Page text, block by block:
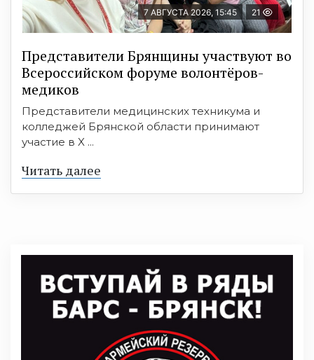
7 АВГУСТА 2026, 15:45 21
Представители Брянщины участвуют во
Всероссийском форуме волонтёров-
медиков
Представители медицинских техникума и
колледжей Брянской области принимают
участие в X ...
Читать далее